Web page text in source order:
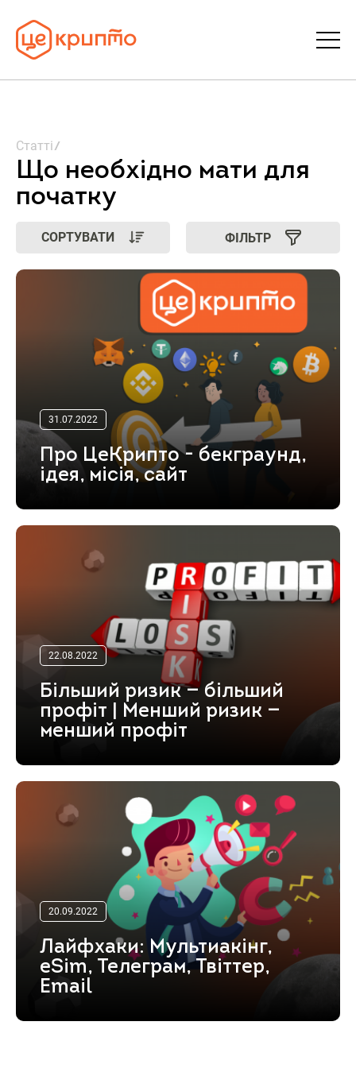
Про ЦеКрипто
Увійти | Реєстрація
Статті
Що необхідно мати для
початку
СОРТУВАТИ ФІЛЬТР
31.07.2022
Про ЦеКрипто - бекграунд,
ідея, місія, сайт
22.08.2022
Більший ризик — більший
профіт | Менший ризик —
менший профіт
20.09.2022
Лайфхаки: Мультиакінг,
eSim, Телеграм, Твіттер,
Email